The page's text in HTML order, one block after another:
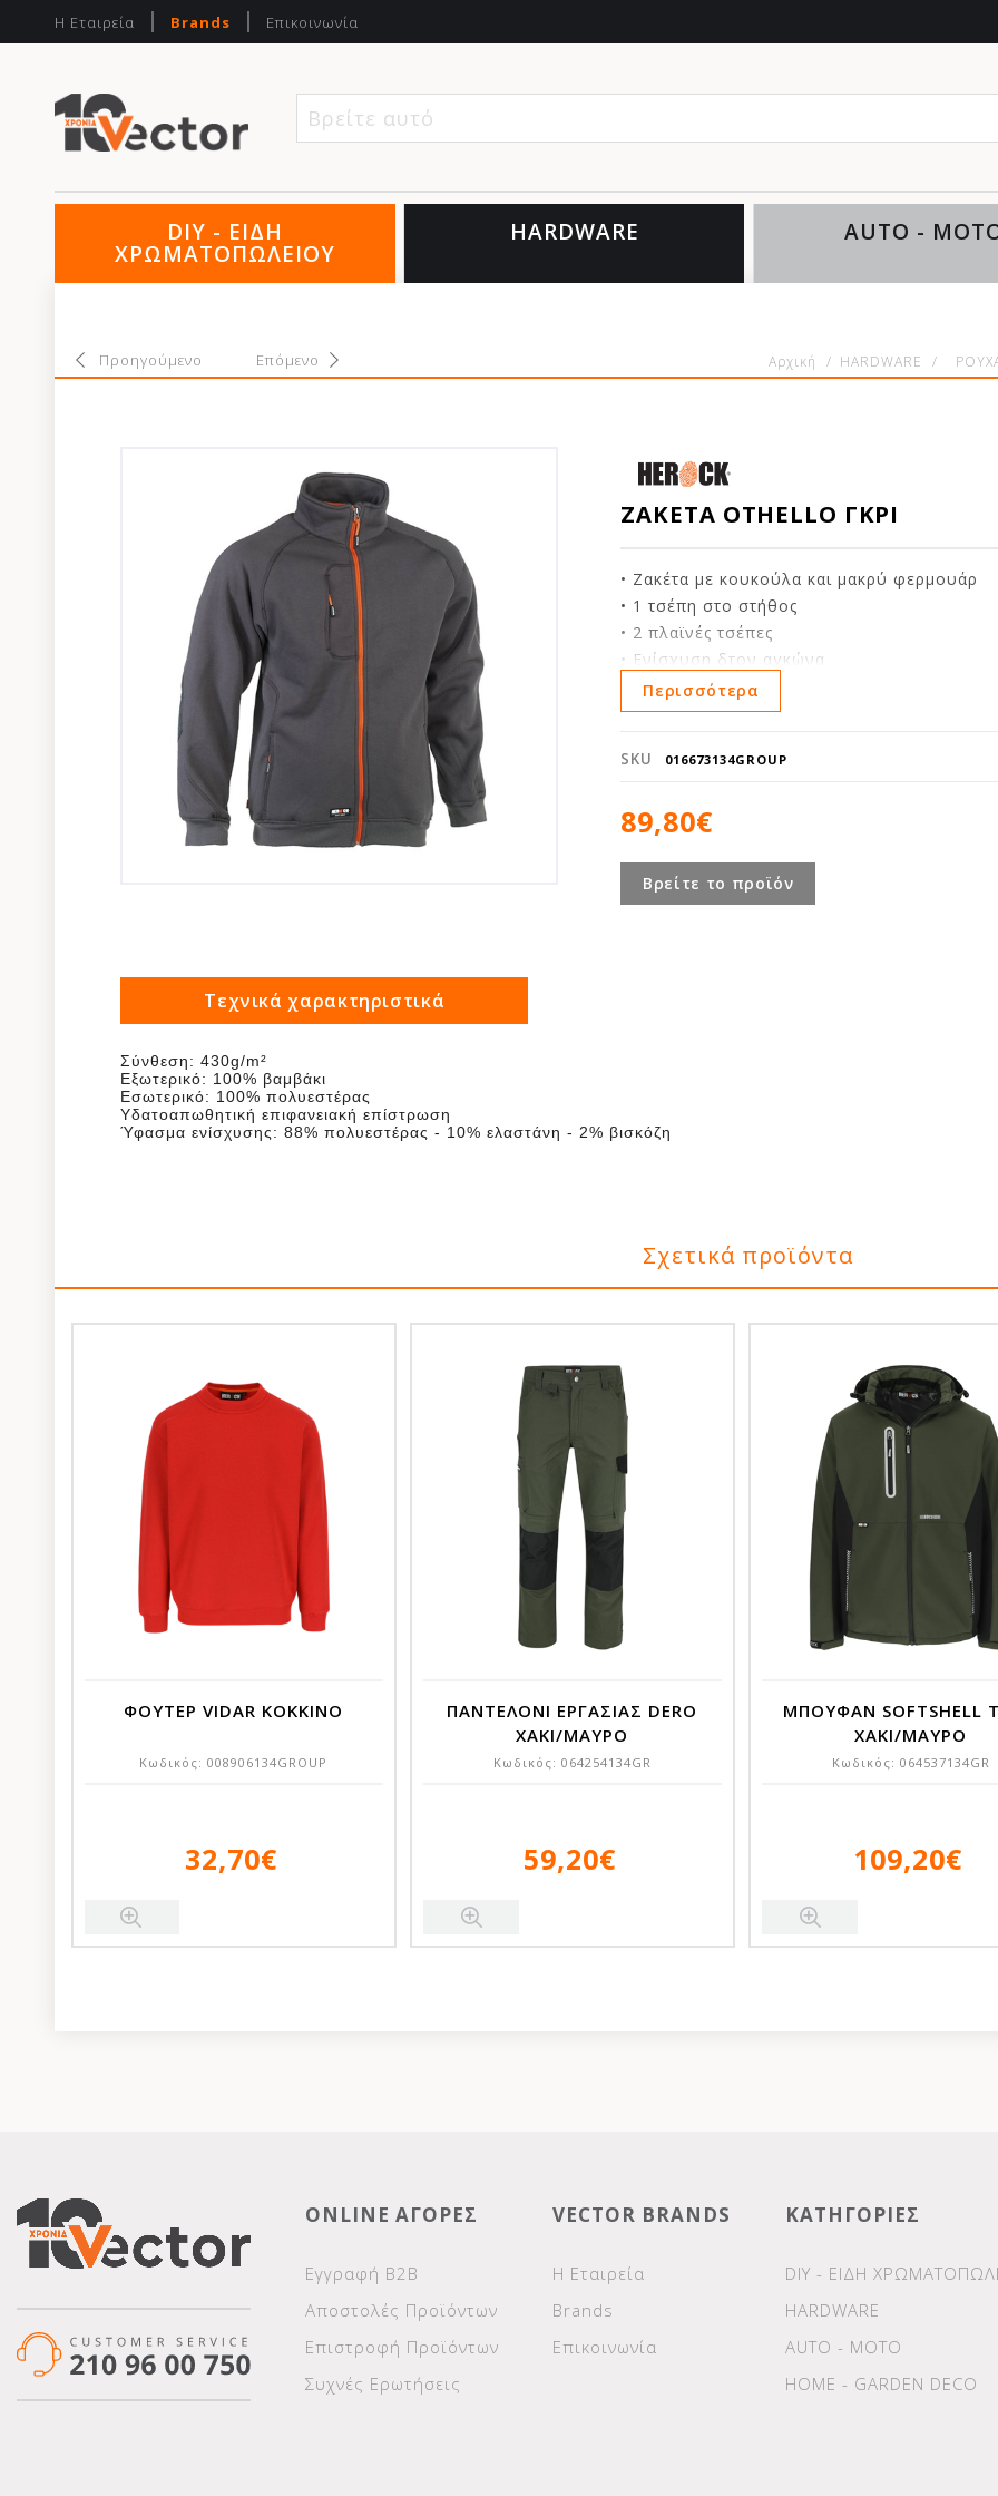
Η Εταιρεία Brands Επικοινωνία
Βρείτε αυτό που
DIY - ΕΙΔΗ
ΧΡΩΜΑΤΟΠΩΛΕΙΟΥ
HARDWARE AUTO -
Προηγούμενο Επόμενο Αρχική / HARDWARE /
ΖΑΚΕΤΑ OTHELLO ΓΚΡΙ
• Ζακέτα με κουκούλα και μακρύ φερμουάρ
• 1 τσέπη στο στήθος
• 2 πλαϊνές τσέπες
• Ενίσχυση δτον αγκώνα
• Πλεκτές απολήξεις μανικιών και πλεκτό
Περισσότερα
SKU 016673134GROUP
89,80€
Βρείτε το προϊόν
Τεχνικά χαρακτηριστικά
Σύνθεση: 430g/m²
Εξωτερικό: 100% βαμβάκι
Εσωτερικό: 100% πολυεστέρας
Υδατοαπωθητική επιφανειακή επίστρωση
Ύφασμα ενίσχυσης: 88% πολυεστέρας - 10% ελαστάνη - 2% βισκόζη
Σχετικά προϊόντα
ΦΟΥΤΕΡ VIDAR ΚΟΚΚΙΝΟ
Κωδικός:008906134GROUP
32,70€
ΠΑΝΤΕΛΟΝΙ ΕΡΓΑΣΙΑΣ DERO
ΧΑΚΙ/ΜΑΥΡΟ
Κωδικός: 064254134GR
59,20€
ΜΠΟΥΦΑΝ SOFTSHELL
ΧΑΚΙ/ΜΑΥΡΟ
Κωδικός: 064537134GR
109,20€
ONLINE ΑΓΟΡΕΣ
Εγγραφή Β2Β
Αποστολές Προϊόντων
Επιστροφή Προϊόντων
Συχνές Ερωτήσεις
VECTOR BRANDS
Η Εταιρεία
Brands
Επικοινωνία
ΚΑΤΗΓΟΡΙΕΣ
DIY - ΕΙΔΗ
HARDWARE
AUTO - MOTO
HOME - GARDEN DECO